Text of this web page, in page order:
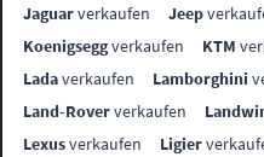
Jaguarverkaufen Jeep
Koenigseggverkaufen KTM
Ladaverkaufen Lamborghini
Land-Roververkaufen
Lexusverkaufen Ligier